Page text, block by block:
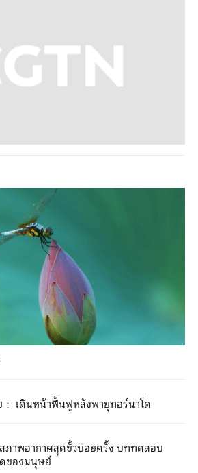
เดินหน้าฟื้นฟูหลังพายุทอร์นาโด
ภาพอากาศสุดขั้วบ่อยครั้ง บททดสอบ
ของมนุษย์